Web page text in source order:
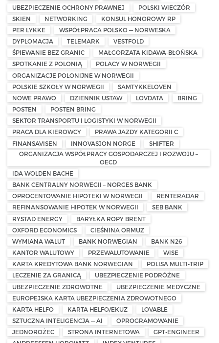
UBEZPIECZENIE OCHRONY PRAWNEJ
POLSKI WIECZÓR
SKIEN
NETWORKING
KONSUL HONOROWY RP
PER LYKKE
WSPÓŁPRACA POLSKO — NORWESKA
DYPLOMACJA
TELEMARK
VESTFOLD
ŚPIEWANIE BEZ GRANIC
MAŁGORZATA KIDAWA-BŁOŃSKA
SPOTKANIE Z POLONIĄ
POLACY W NORWEGII
ORGANIZACJE POLONIJNE W NORWEGII
POLSKIE SZKOŁY W NORWEGII
SAMTYKKELOVEN
NOWE PRAWO
DZIENNIK USTAW LOVDATA
BRING
POSTEN
POSTEN BRING
SEKTOR TRANSPORTU I LOGISTYKI W NORWEGII
PRACA DLA KIEROWCY
PRAWA JAZDY KATEGORII C
FINANSAVISEN
INNOVASJON NORGE
SHIFTER
ORGANIZACJA WSPÓŁPRACY GOSPODARCZEJ I ROZWOJU –
OECD
IDA WOLDEN BACHE
BANK CENTRALNY NORWEGII – NORGES BANK
OPROCENTOWANIE HIPOTEKI W NORWEGII
RENTERADAR
REFINANSOWANIE HIPOTEK W NORWEGII
SEB BANK
RYSTAD ENERGY
BARYŁKA ROPY BRENT
OXFORD ECONOMICS
CIEŚNINA ORMUZ
WYMIANA WALUT
BANK NORWEGIAN
BANK N26
KANTOR WALUTOWY
PRZEWALUTOWANIE
WISE
KARTA KREDYTOWA BANK NORWEGIAN
POLISA MULTI-TRIP
LECZENIE ZA GRANICĄ
UBEZPIECZENIE PODRÓŻNE
UBEZPIECZENIE ZDROWOTNE
UBEZPIECZENIE MEDYCZNE
EUROPEJSKA KARTA UBEZPIECZENIA ZDROWOTNEGO
KARTA HELFO
KARTA HELFO/EKUZ
LOVABLE
SZTUCZNA INTELIGENCJA — AI
OPROGRAMOWANIE
JEDNOROŻEC
STRONA INTERNETOWA
GPT-ENGINEER